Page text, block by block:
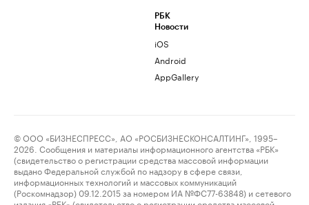
РБК
Новости
iOS
Android
AppGallery
© ООО «БИЗНЕСПРЕСС», АО «РОСБИЗНЕСКОНСАЛТИНГ», 1995–
2026. Сообщения и материалы информационного агентства «РБК»
(свидетельство о регистрации средства массовой информации
выдано Федеральной службой по надзору в сфере связи,
информационных технологий и массовых коммуникаций
(Роскомнадзор) 09.12.2015 за номером ИА №ФС77-63848) и сетевого